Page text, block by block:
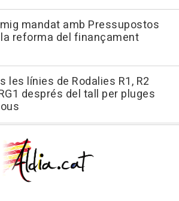
mandat amb Pressupostos
reforma del finançament
les línies de Rodalies R1, R2
després del tall per pluges